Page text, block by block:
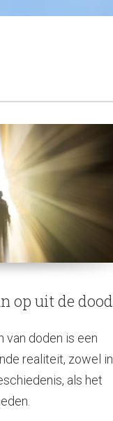
op uit de dood
van doden is een
realiteit, zowel in
als het